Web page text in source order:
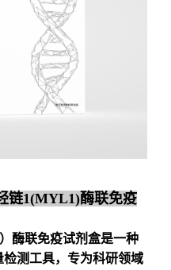
链1(MYL1)酶联免疫
酶联免疫试剂盒是一种
测工具，专为科研领域